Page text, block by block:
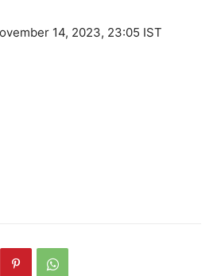
14, 2023, 23:05 IST